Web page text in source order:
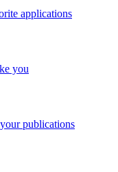
applications
you
publications